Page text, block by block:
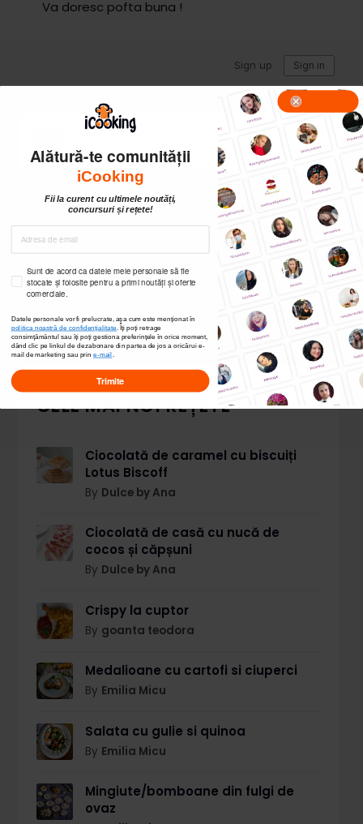
Va doresc pofta buna !
CELE MAI NOI REȚETE
Ciocolată de caramel cu biscuiți
Lotus Biscoff
By Dulce by Ana
Ciocolată de casă cu nucă de
cocos și căpșuni
By Dulce by Ana
Crispy la cuptor
By goanta teodora
Medalioane cu cartofi si ciuperci
By Emilia Micu
Salata cu gulie si quinoa
By Emilia Micu
Mingiute/bomboane din fulgi de
ovaz
Alătură-te comunității
iCooking
Fii la curent cu ultimele noutăți,
concursuri și rețete!
Sunt de acord ca datele mele personale să fie
stocate și folosite pentru a primi noutăți și oferte
comerciale.
Datele personale vor fi prelucrate, așa cum este menționat în
politica noastră de confidențialitate . Îți poți retrage
consimțământul sau îți poți gestiona preferințele în orice moment,
dând clic pe linkul de dezabonare din partea de jos a oricărui e-
mail de marketing sau prine-mail
Trimite